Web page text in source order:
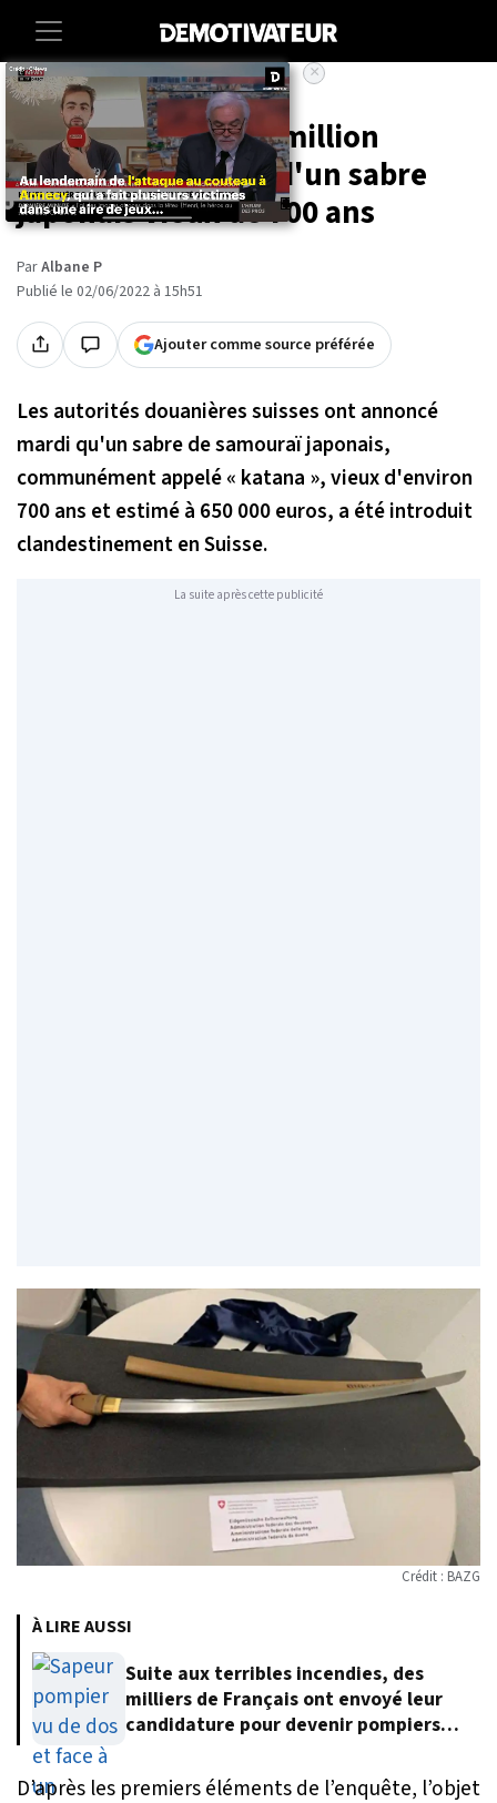
Accueil Societe Insolite
Il risque près d'un million
d'amende à cause d'un sabre
japonais vieux de 700 ans
ParAlbane P
Publié le 02/06/2022 à 15h51
Ajouter comme source préférée
Les autorités douanières suisses ont annoncé
mardi qu'un sabre de samouraï japonais,
communément appelé « katana », vieux d'environ
700 ans et estimé à 650 000 euros, a été introduit
clandestinement en Suisse.
La suite après cette publicité
Crédit : BAZG
À LIRE AUSSI
Suite aux terribles incendies, des
milliers de Français ont envoyé leur
candidature pour devenir pompiers
D’après les premiers éléments de l’enquête, l’objet
×